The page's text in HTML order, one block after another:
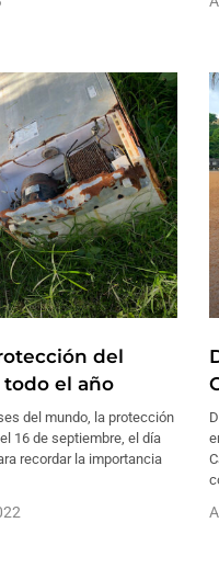
del
el año
del mundo, la protección
16 de septiembre, el día
recordar la importancia